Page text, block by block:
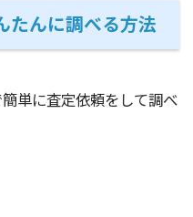
たんに調べる方法
単に査定依頼をして調べ